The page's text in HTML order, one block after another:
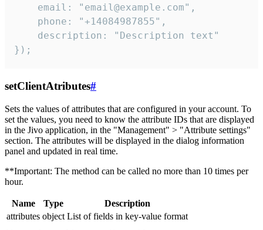
    email: "email@example.com",
    phone: "+14084987855",
    description: "Description text"
});
setClientAtributes#
Sets the values ​​of attributes that are configured in your account. To
set the values, you need to know the attribute IDs that are displayed
in the Jivo application, in the "Management" > "Attribute settings"
section. The attributes will be displayed in the dialog information
panel and updated in real time.
**Important: The method can be called no more than 10 times per
hour.
Name Type
Description
attributes object List of fields in key-value format